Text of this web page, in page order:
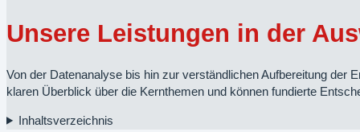
Unsere Leistungen in der
Von der Datenanalyse bis hin zur verständlichen Aufbereitung der
klaren Überblick über die Kernthemen und können fundierte
Inhaltsverzeichnis